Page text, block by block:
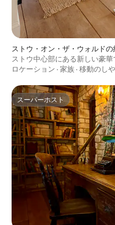
ストウ・オン・ザ・ウォルドの
ストウ中心部にある新しい豪
納屋
ロケーション · 家族 · 移動のし
スーパーホスト
スーパーホスト